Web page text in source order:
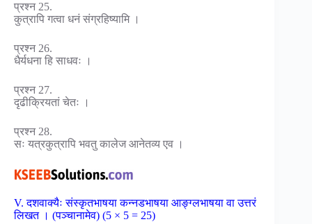
प्रश्न 25.
कुत्रापि गत्वा धनं संग्रहिष्यामि ।
प्रश्न 26.
धैर्यधना हि साधवः ।
प्रश्न 27.
दृढीक्रियतां चेतः ।
प्रश्न 28.
सः यत्रकुत्रापि भवतु कालेज आनेतव्य एव ।
V. दशवाक्यैः संस्कृतभाषया कन्नडभाषया आङ्ग्लभाषया वा उत्तरं
लिखत । (पञ्चानामेव) (5 × 5 = 25)